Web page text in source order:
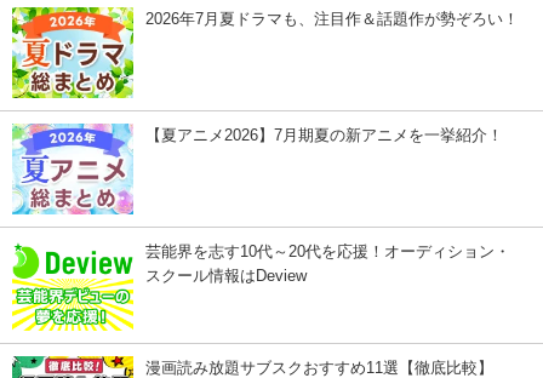
2026年7月夏ドラマも、注目作＆話題作が勢ぞろい！
【夏アニメ2026】7月期夏の新アニメを一挙紹介！
芸能界を志す10代～20代を応援！オーディション・
スクール情報はDeview
漫画読み放題サブスクおすすめ11選【徹底比較】